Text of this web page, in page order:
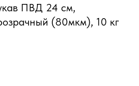
ПВД 24 см,
(80мкм), 10 кг